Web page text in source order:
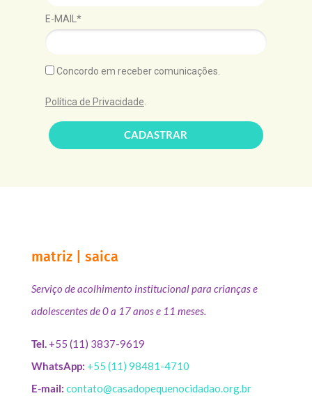
E-MAIL*
Concordo em receber comunicações.
Política de Privacidade
CADASTRAR
matriz | saica
Serviço de acolhimento institucional para crianças e
adolescentes de 0 a 17 anos e 11 meses.
Tel. +55 (11) 3837-9619
WhatsApp: +55 (11) 98481-4710
E-mail: contato@casadopequenocidadao.org.br